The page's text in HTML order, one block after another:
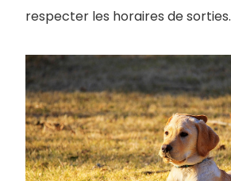
respecter les horaires de sorties.